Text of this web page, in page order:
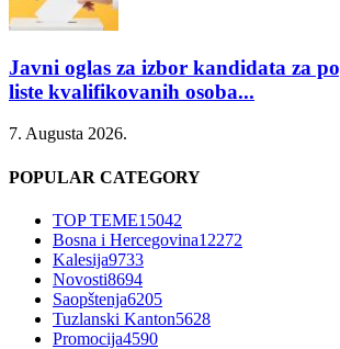
Javni oglas za izbor kandidata za
liste kvalifikovanih osoba...
7. Augusta 2026.
POPULAR CATEGORY
TOP TEME15042
Bosna i Hercegovina12272
Kalesija9733
Novosti8694
Saopštenja6205
Tuzlanski Kanton5628
Promocija4590